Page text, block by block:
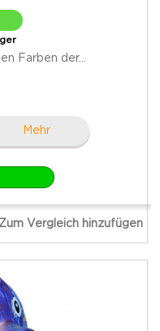
Farben der...
Mehr
Zum Vergleich hinzufügen